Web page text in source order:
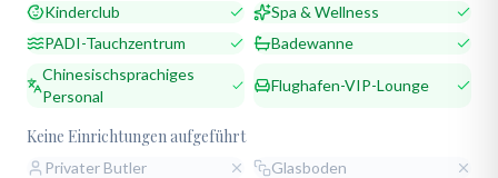
Kinderclub
Spa & Wellness
PADI-Tauchzentrum
Badewanne
Chinesischsprachiges
Personal
Flughafen-VIP-Lounge
Keine Einrichtungen aufgeführt
Privater Butler
Glasboden